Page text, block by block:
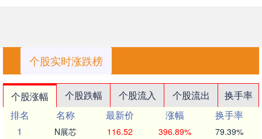
个股实时涨跌榜
个股涨幅 个股跌幅 个股流入 个股流出
换手率
排名
名称 最新价 涨幅
换手率
1
N展芯 116.52 396.89% 79.39%